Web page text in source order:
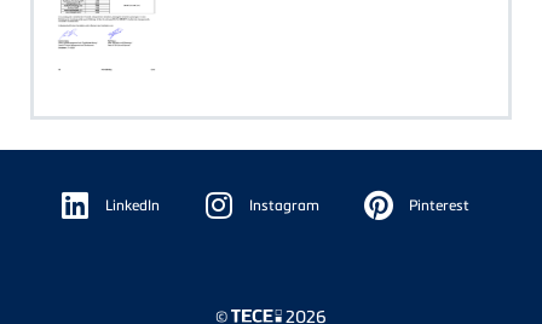
Floating
Sidebar LinkedIn Instagram Pinterest
© 2026